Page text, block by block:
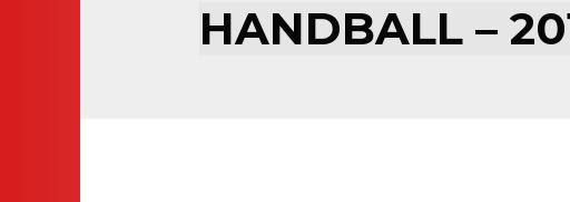
HANDBALL –